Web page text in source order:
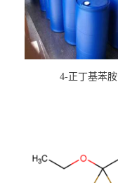
4-正丁基苯胺